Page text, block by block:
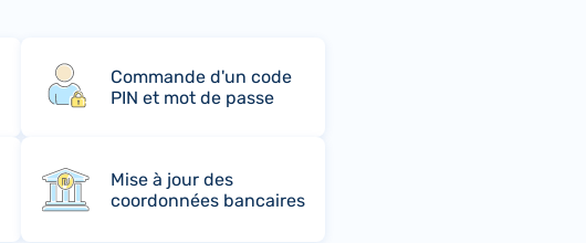
Commande d'un code
PIN et mot de passe
Mise à jour des
coordonnées bancaires